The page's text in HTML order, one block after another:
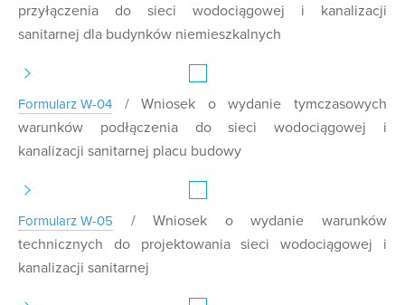
przyłączenia do sieci wodociągowej i kanalizacji
sanitarnej dla budynków niemieszkalnych
Formularz W-04 / Wniosek o wydanie tymczasowych
warunków podłączenia do sieci wodociągowej i
kanalizacji sanitarnej placu budowy
Formularz W-05
/ Wniosek o wydanie warunków
technicznych do projektowania sieci wodociągowej i
kanalizacji sanitarnej